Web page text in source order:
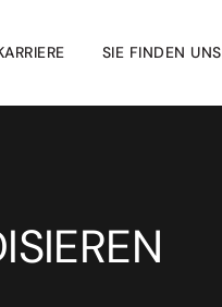
SIE FINDEN UNS